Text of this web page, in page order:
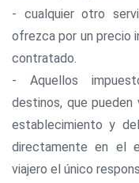
- cualquier otro
ofrezca por un precio
contratado.
- Aquellos
destinos, que
establecimiento y
directamente en el
viajero el único